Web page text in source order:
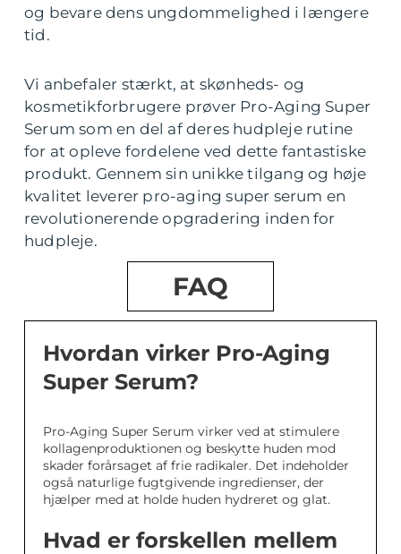
og bevare dens ungdommelighed i længere
tid.
Vi anbefaler stærkt, at skønheds- og
kosmetikforbrugere prøver Pro-Aging Super
Serum som en del af deres hudpleje rutine
for at opleve fordelene ved dette fantastiske
produkt. Gennem sin unikke tilgang og høje
kvalitet leverer pro-aging super serum en
revolutionerende opgradering inden for
hudpleje.
FAQ
Hvordan virker Pro-Aging
Super Serum?
Pro-Aging Super Serum virker ved at stimulere
kollagenproduktionen og beskytte huden mod
skader forårsaget af frie radikaler. Det indeholder
også naturlige fugtgivende ingredienser, der
hjælper med at holde huden hydreret og glat.
Hvad er forskellen mellem